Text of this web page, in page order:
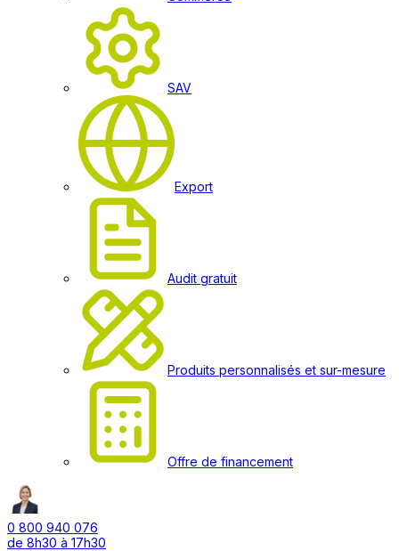
SAV
Export
Audit gratuit
Produits personnalisés et sur-mesure
Offre de financement
0 800 940 076
de 8h30 à 17h30